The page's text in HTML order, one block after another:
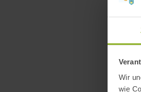
Wir
wie